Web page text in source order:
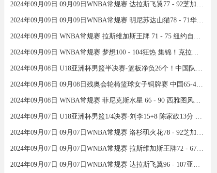
2024年09月09日 09月09日WNBA常规赛 达拉斯飞翼77 - 92芝加哥天空 全场集锦
2024年09月09日 09月09日WNBA常规赛 明尼苏达山猫78 - 71华盛顿神秘人 全场集锦
2024年09月09日 WNBA常规赛 拉斯维加斯王牌 71 - 75 纽约自由人 全场集锦
2024年09月09日 WNBA常规赛 梦想100 - 104狂热 集锦！克拉克26分12助
2024年09月08日 U18亚洲杯男篮半决赛-篮板净负26个！中国队不敌新西兰
2024年09月08日 09月08日残奥会轮椅篮球女子铜牌赛 中国65-43加拿大 全场集锦
2024年09月08日 WNBA常规赛 菲尼克斯水星 66 - 90 西雅图风暴 全场集锦
2024年09月07日 U18亚洲杯男篮1/4决赛-刘李15+8 陈家政13分 中国46分大胜印度
2024年09月07日 09月07日WNBA常规赛 洛杉矶火花78 - 92芝加哥天空 全场集锦
2024年09月07日 09月07日WNBA常规赛 拉斯维加斯王牌72 - 67康涅狄格太阳 集锦
2024年09月07日 09月07日WNBA常规赛 达拉斯飞翼96 - 107亚特兰大梦想 全场集锦